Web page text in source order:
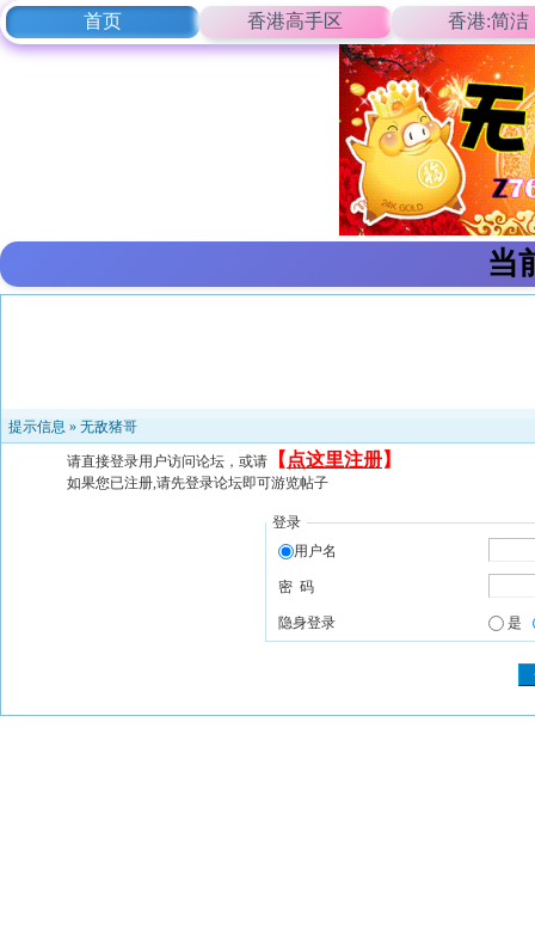
首页 香港高手区 香港:简洁
当
提示信息 » 无敌猪哥
请直接登录用户访问论坛，或请 【 点这里注册】
如果您已注册,请先登录论坛即可游览帖子
登录
用户名
密 码
隐身登录 是